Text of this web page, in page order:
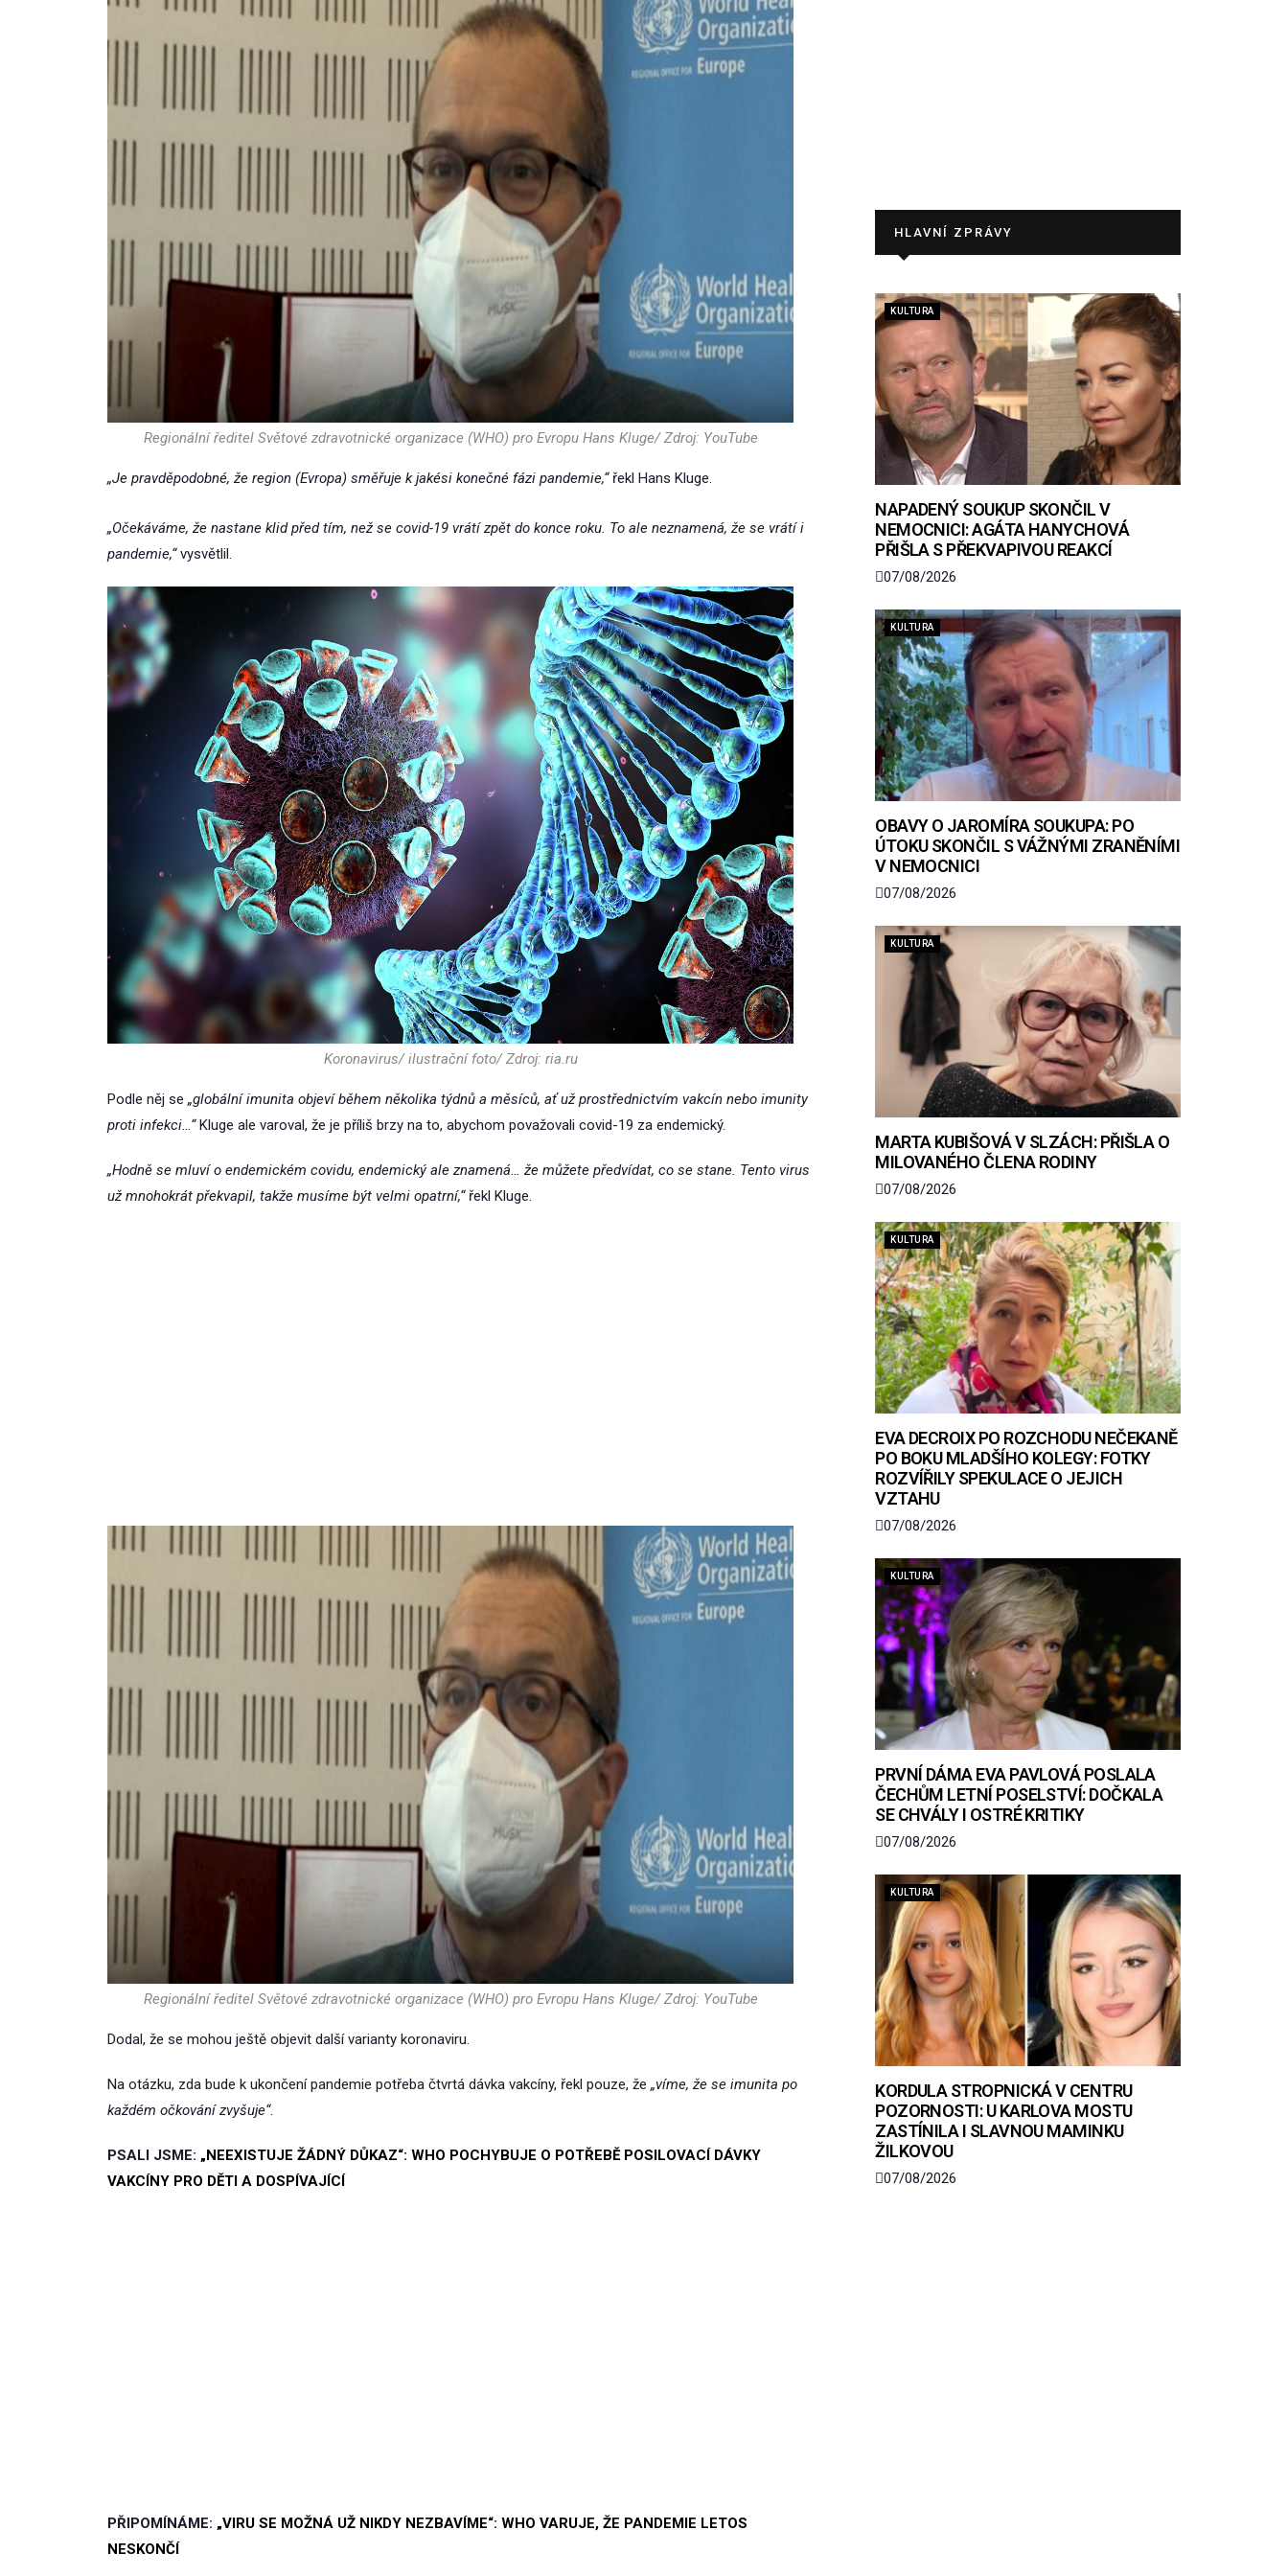
Regionální ředitel Světové zdravotnické organizace (WHO) pro Evropu Hans Kluge/ Zdroj: YouTube
„Je pravděpodobné, že region (Evropa) směřuje k jakési konečné fázi pandemie,“řekl Hans Kluge.
„Očekáváme, že nastane klid před tím, než se covid-19 vrátí zpět do konce roku. To ale neznamená, že se vrátí i
pandemie,“vysvětlil.
Koronavirus/ ilustrační foto/ Zdroj: ria.ru
Podle něj se „globální imunita objeví během několika týdnů a měsíců, ať už prostřednictvím vakcín nebo imunity
proti infekci…“Kluge ale varoval, že je příliš brzy na to, abychom považovali covid-19 za endemický.
„Hodně se mluví o endemickém covidu, endemický ale znamená… že můžete předvídat, co se stane. Tento virus
už mnohokrát překvapil, takže musíme být velmi opatrní,“řekl Kluge.
Regionální ředitel Světové zdravotnické organizace (WHO) pro Evropu Hans Kluge/ Zdroj: YouTube
Dodal, že se mohou ještě objevit další varianty koronaviru.
Na otázku, zda bude k ukončení pandemie potřeba čtvrtá dávka vakcíny, řekl pouze, že „víme, že se imunita po
každém očkování zvyšuje“.
PSALI JSME: „NEEXISTUJE ŽÁDNÝ DŮKAZ“: WHO POCHYBUJE O POTŘEBĚ POSILOVACÍ DÁVKY
VAKCÍNY PRO DĚTI A DOSPÍVAJÍCÍ
PŘIPOMÍNÁME: „VIRU SE MOŽNÁ UŽ NIKDY NEZBAVÍME“: WHO VARUJE, ŽE PANDEMIE LETOS
NESKONČÍ
HLAVNÍ ZPRÁVY
KULTURA
NAPADENÝ SOUKUP SKONČIL V
NEMOCNICI: AGÁTA HANYCHOVÁ
PŘIŠLA S PŘEKVAPIVOU REAKCÍ
07/08/2026
KULTURA
OBAVY O JAROMÍRA SOUKUPA: PO
ÚTOKU SKONČIL S VÁŽNÝMI ZRANĚNÍMI
V NEMOCNICI
07/08/2026
KULTURA
MARTA KUBIŠOVÁ V SLZÁCH: PŘIŠLA O
MILOVANÉHO ČLENA RODINY
07/08/2026
KULTURA
EVA DECROIX PO ROZCHODU NEČEKANĚ
PO BOKU MLADŠÍHO KOLEGY: FOTKY
ROZVÍŘILY SPEKULACE O JEJICH
VZTAHU
07/08/2026
KULTURA
PRVNÍ DÁMA EVA PAVLOVÁ POSLALA
ČECHŮM LETNÍ POSELSTVÍ: DOČKALA
SE CHVÁLY I OSTRÉ KRITIKY
07/08/2026
KULTURA
KORDULA STROPNICKÁ V CENTRU
POZORNOSTI: U KARLOVA MOSTU
ZASTÍNILA I SLAVNOU MAMINKU
ŽILKOVOU
07/08/2026